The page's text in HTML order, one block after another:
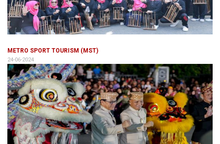
METRO SPORT TOURISM (MST)
24-06-2024